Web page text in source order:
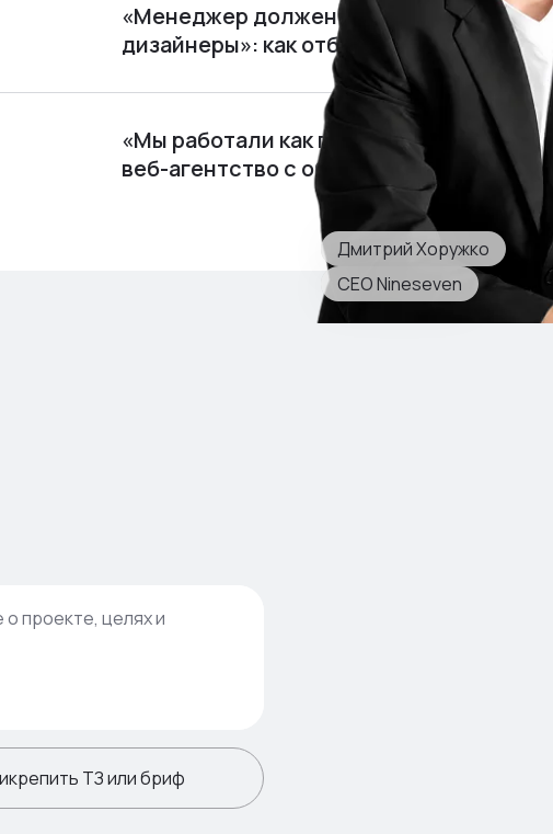
«Менеджер должен понимать, чем
дизайнеры»: как отбирать и обучать
«Мы работали как пирамида»: я открыл
веб⁠-⁠агентство с оборотом 700 000 $ в
ТЗ или бриф
Дмитрий Хоружко
CEO Nineseven